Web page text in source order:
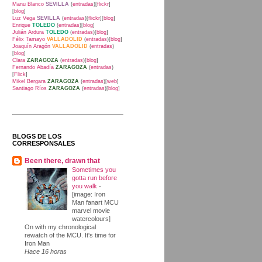
Manu Blanco SEVILLA (entradas)[flickr]
[blog]
Luz Vega SEVILLA (entradas)[flickr][blog]
Enrique TOLEDO (entradas)[blog]
Julián Ardura TOLEDO (entradas)[blog]
Félix Tamayo VALLADOLID (entradas)[blog]
Joaquín Aragón VALLADOLID (entradas)
[blog]
Clara ZARAGOZA (entradas)[blog]
Fernando Abadía ZARAGOZA (entradas)
[Flick]
Mikel Bergara ZARAGOZA (entradas)[web]
Santiago Ríos ZARAGOZA (entradas)[blog]
BLOGS DE LOS
CORRESPONSALES
Been there, drawn that
Sometimes you
gotta run before
you walk -
[image: Iron
Man fanart MCU
marvel movie
watercolours]
On with my chronological
rewatch of the MCU. It's time for
Iron Man
Hace 16 horas